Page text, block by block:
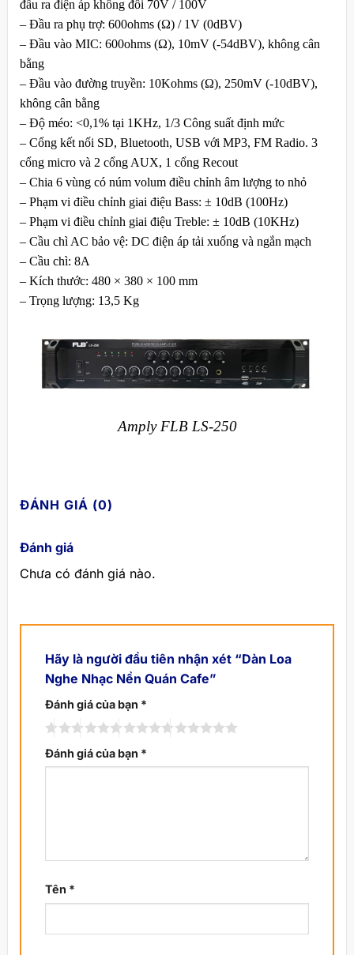
đầu ra điện áp không đổi 70V / 100V
– Đầu ra phụ trợ: 600ohms (Ω) / 1V (0dBV)
– Đầu vào MIC: 600ohms (Ω), 10mV (-54dBV), không cân
bằng
– Đầu vào đường truyền: 10Kohms (Ω), 250mV (-10dBV),
không cân bằng
– Độ méo: <0,1% tại 1KHz, 1/3 Công suất định mức
– Cổng kết nối SD, Bluetooth, USB với MP3, FM Radio. 3
cổng micro và 2 cổng AUX, 1 cổng Recout
– Chia 6 vùng có núm volum điều chỉnh âm lượng to nhỏ
– Phạm vi điều chỉnh giai điệu Bass: ± 10dB (100Hz)
– Phạm vi điều chỉnh giai điệu Treble: ± 10dB (10KHz)
– Cầu chì AC bảo vệ: DC điện áp tải xuống và ngắn mạch
– Cầu chì: 8A
– Kích thước: 480 × 380 × 100 mm
– Trọng lượng: 13,5 Kg
Amply FLB LS-250
ĐÁNH GIÁ (0)
Đánh giá
Chưa có đánh giá nào.
Hãy là người đầu tiên nhận xét “Dàn Loa
Nghe Nhạc Nền Quán Cafe”
Đánh giá của bạn *
Đánh giá của bạn *
Tên *